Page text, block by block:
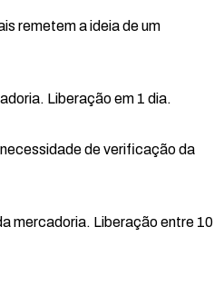
remetem a ideia de um
Liberação em 1 dia.
de verificação da
mercadoria. Liberação entre 10